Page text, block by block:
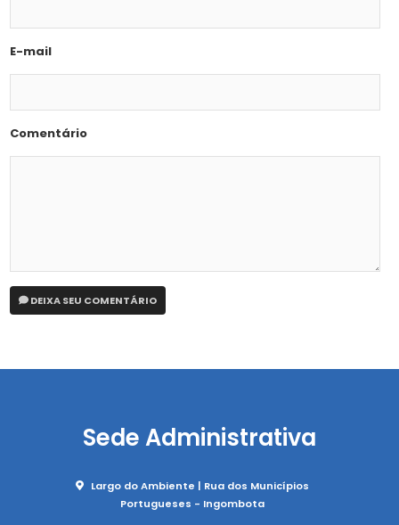
E-mail
Comentário
DEIXA SEU COMENTÁRIO
Sede Administrativa
Largo do Ambiente | Rua dos Municípios
Portugueses - Ingombota